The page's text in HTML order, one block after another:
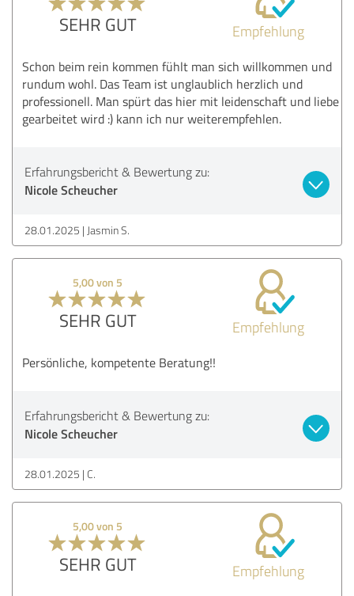
SEHR GUT Empfehlung
Schon beim rein kommen fühlt man sich willkommen und
rundum wohl. Das Team ist unglaublich herzlich und
professionell. Man spürt das hier mit leidenschaft und liebe
gearbeitet wird :) kann ich nur weiterempfehlen.
Erfahrungsbericht & Bewertung zu:
Nicole Scheucher
28.01.2025 Jasmin S.
5,00 von 5
SEHR GUT Empfehlung
Persönliche, kompetente Beratung!!
Erfahrungsbericht & Bewertung zu:
Nicole Scheucher
28.01.2025 C.
5,00 von 5
SEHR GUT Empfehlung